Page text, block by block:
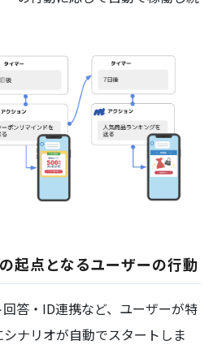
起点となるユーザーの行動
答・ID連携など、ユーザーが特
ナリオが自動でスタートしま